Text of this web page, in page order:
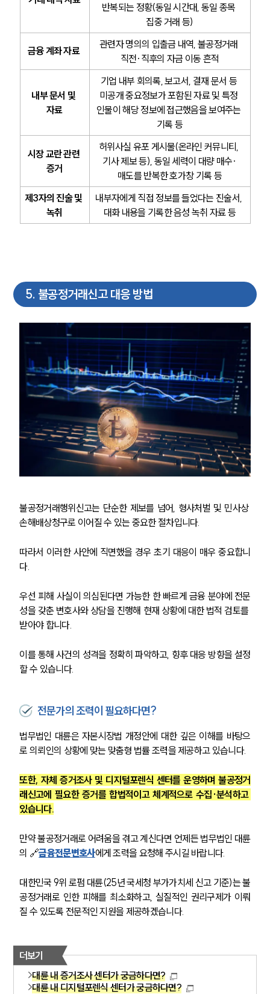
사례분석/최신동향
법률정보
법률지식인
고객후기
업무분야
금융·자본시장그룹 업무
구성원 소개
금융전문변호사
소식/자료
법률 블로그
법률서식
뉴스레터/브로슈어
대륜법률상담예약
대륜법률상담예약
반복되는 정황(동일 시간대, 동일 종목
집중 거래 등)
금융 계좌 자료
관련자 명의의 입출금 내역, 불공정거래
직전·직후의 자금 이동 흔적
내부 문서 및
자료
기업 내부 회의록, 보고서, 결재 문서 등
미공개 중요정보가 포함된 자료 및 특정
인물이 해당 정보에 접근했음을 보여주는
기록 등
시장 교란 관련
증거
허위사실 유포 게시물(온라인 커뮤니티,
기사 제보 등), 동일 세력이 대량 매수·
매도를 반복한 호가창 기록 등
제3자의 진술 및
녹취
내부자에게 직접 정보를 들었다는 진술서,
대화 내용을 기록한 음성 녹취 자료 등
5. 불공정거래신고 대응 방법
불공정거래행위신고는 단순한 제보를 넘어, 형사처벌 및 민사상
손해배상청구로 이어질 수 있는 중요한 절차입니다.
따라서 이러한 사안에 직면했을 경우 초기 대응이 매우 중요합니
다.
우선 피해 사실이 의심된다면 가능한 한 빠르게 금융 분야에 전문
성을 갖춘 변호사와 상담을 진행해 현재 상황에 대한 법적 검토를
받아야 합니다.
이를 통해 사건의 성격을 정확히 파악하고, 향후 대응 방향을 설정
할 수 있습니다.
전문가의 조력이 필요하다면?
법무법인 대륜은 자본시장법 개정안에 대한 깊은 이해를 바탕으
로 의뢰인의 상황에 맞는 맞춤형 법률 조력을 제공하고 있습니다.
또한, 자체 증거조사 및 디지털포렌식 센터를 운영하며 불공정거
래신고에 필요한 증거를 합법적이고 체계적으로 수집·분석하고
있습니다.
만약 불공정거래로 어려움을 겪고 계신다면 언제든 법무법인 대륜
의 🔗금융전문변호사에게 조력을 요청해 주시길 바랍니다.
대한민국 9위 로펌 대륜(25년 국세청 부가가치세 신고 기준)는 불
공정거래로 인한 피해를 최소화하고, 실질적인 권리구제가 이뤄
질 수 있도록 전문적인 지원을 제공하겠습니다.
더보기
대륜 내 증거조사 센터가 궁금하다면?
대륜 내 디지털포렌식 센터가 궁금하다면?